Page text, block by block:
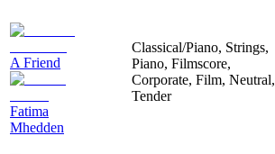
A Friend
Fatima
Mhedden
Classical/Piano, Strings,
Piano, Filmscore,
Corporate, Film, Neutral,
Tender